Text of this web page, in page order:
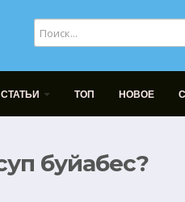
СТАТЬИ ТОП НОВОЕ
буйабес?